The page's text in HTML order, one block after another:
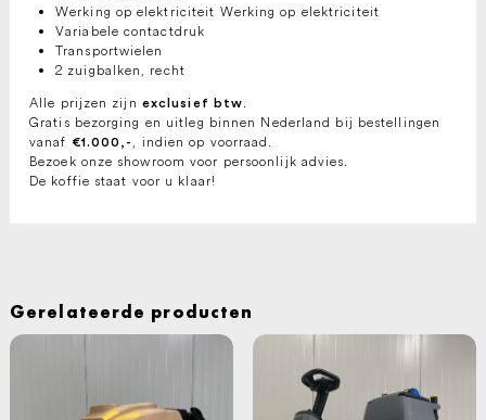
Werking op elektriciteit Werking op elektriciteit
Variabele contactdruk
Transportwielen
2 zuigbalken, recht
Alle prijzen zijn exclusief btw.
Gratis bezorging en uitleg binnen Nederland bij bestellingen
vanaf €1.000,- , indien op voorraad.
Bezoek onze showroom voor persoonlijk advies.
De koffie staat voor u klaar!
Gerelateerde producten